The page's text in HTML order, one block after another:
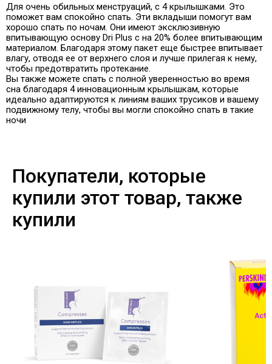
Для очень обильных менструаций, с 4 крылышками. Это
поможет вам спокойно спать. Эти вкладыши помогут вам
хорошо спать по ночам. Они имеют эксклюзивную
впитывающую основу Dri Plus с на 20% более впитывающим
материалом. Благодаря этому пакет еще быстрее впитывает
влагу, отводя ее от верхнего слоя и лучше прилегая к нему,
чтобы предотвратить протекание.
Вы также можете спать с полной уверенностью во время
сна благодаря 4 инновационным крылышкам, которые
идеально адаптируются к линиям ваших трусиков и вашему
подвижному телу, чтобы вы могли спокойно спать в такие
ночи
Покупатели, которые
купили этот товар, также
купили